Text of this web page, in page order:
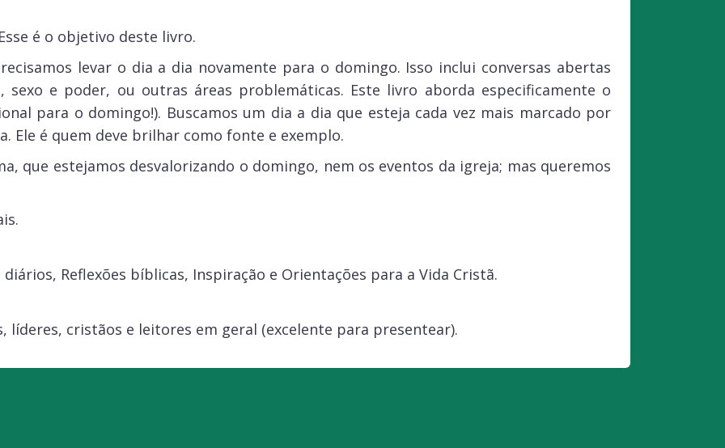
é o objetivo deste livro.
levar o dia a dia novamente para o domingo. Isso inclui conversas abertas
sexo e poder, ou outras áreas problemáticas. Este livro aborda especificamente o
para o domingo!). Buscamos um dia a dia que esteja cada vez mais marcado por
Ele é quem deve brilhar como fonte e exemplo.
que estejamos desvalorizando o domingo, nem os eventos da igreja; mas queremos
Reflexões bíblicas, Inspiração e Orientações para a Vida Cristã.
líderes, cristãos e leitores em geral (excelente para presentear).